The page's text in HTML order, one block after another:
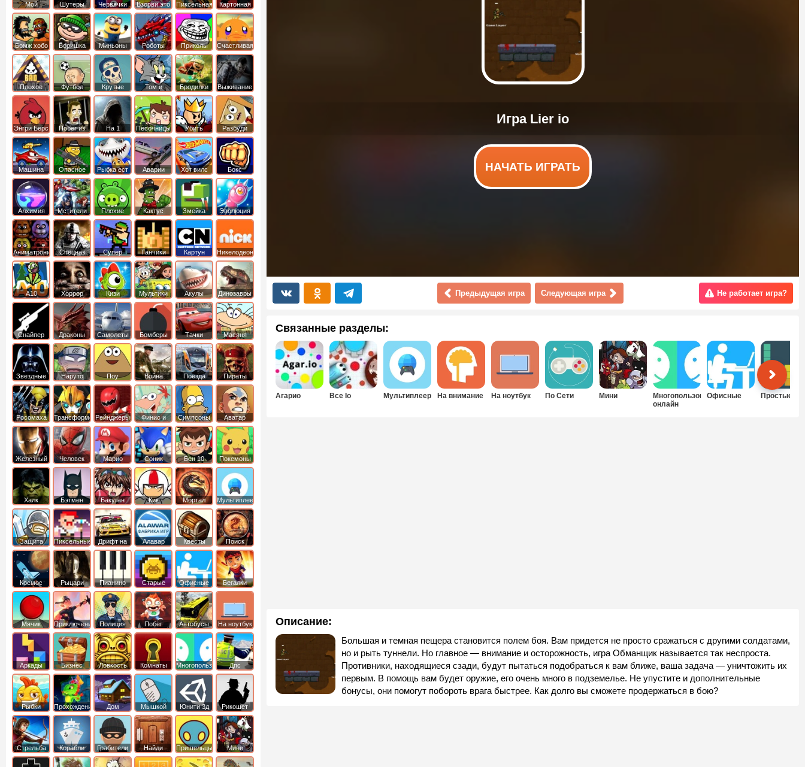
НАЧАТЬ ИГРАТЬ
Предыдущая игра Следующая игра Не работает игра?
Связанные разделы:
Агарио Все Io Мультиплеер На внимание На ноутбук По Сети Мини
Многопользовательские
онлайн
Офисные Простые
Описание:
Большая и темная пещера становится полем боя. Вам придется не просто сражаться с другими солдатами,
но и рыть туннели. Но главное — внимание и осторожность, игра Обманщик называется так неспроста.
Противники, находящиеся сзади, будут пытаться подобраться к вам ближе, ваша задача — уничтожить их
первым. В помощь вам будет оружие, его очень много в подземелье. Не упустите и дополнительные
бонусы, они помогут побороть врага быстрее. Как долго вы сможете продержаться в бою?
Мой
шумный
дом
Шутеры Червячки Взорви это
Пиксельная
война
Картонная
башка
Бомж хобо
Воришка
боб
Миньоны
Роботы
динозавры
Приколы
Счастливая
обезьянка
Плохое
мороженое
Футбол
головами
Крутые
Том и
джерри
Бродилки
Приключения
Выживание
Энгри Берс
Побег из
тюрьмы
На 1 Песочницы
Убить
короля
Разбуди
коробку
Машина
ест
машину
Опасное
оружие
Рыбка ест
рыбку
Аварии
машин
Хот вилс Бокс
Алхимия Мстители
Плохие
свинки
Кактус
маккой
Змейка Эволюция
Аниматроники Спецназ
Супер
бойцы
Танчики
Картун
нетворк
Никелодеон
А10 Хоррор Кизи Мультики Акулы Динозавры
Снайпер Драконы Самолеты Бомберы Тачки Масяня
Звездные
войны
Наруто Поу Война Поезда
Пираты
Карибского
Моря
Росомаха ТрансформерыРейнджеры
Самураи
Финис и
Ферб
Симпсоны
Аватар
легенда об
Аанге
Железный
человек
Человек
Паук
Марио Соник Бен 10 Покемоны
Халк Бэтмен Бакуган
Кик
Бутовский
Мортал
комбат
Мультиплеер
Защита
королевства
Пиксельные
Дрифт на
машинах
Алавар Квесты
Поиск
предметов
Космос Рыцари Пианино Старые Офисные Бегалки
Мячик Приключения Полиция Побег Автобусы На ноутбук
Аркады
Бизнес
симуляторы
Ловкость Комнаты Многопользовательские
Дпс
Рыбки Прохождение Дом Мышкой Юнити 3д Рикошет
Cтрельба
из лука
Корабли Грабители
Найди
выход
Пришельцы Мини